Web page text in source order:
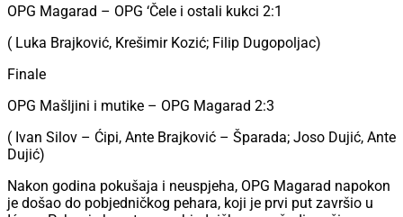
OPG Magarad – OPG ‘Čele i ostali kukci 2:1
( Luka Brajković, Krešimir Kozić; Filip Dugopoljac)
Finale
OPG Mašljini i mutike – OPG Magarad 2:3
( Ivan Silov – Ćipi, Ante Brajković – Šparada; Joso Dujić, Ante
Dujić)
Nakon godina pokušaja i neuspjeha, OPG Magarad napokon
je došao do pobjedničkog pehara, koji je prvi put završio u